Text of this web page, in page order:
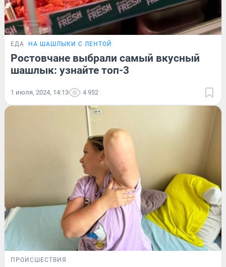
ЕДА НА ШАШЛЫКИ С ЛЕНТОЙ
Ростовчане выбрали самый вкусный
шашлык: узнайте топ-3
1 июля, 2024, 14:13 4 952
ПРОИСШЕСТВИЯ